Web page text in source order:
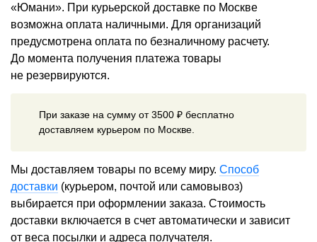
«Юмани». При курьерской доставке по Москве
возможна оплата наличными. Для организаций
предусмотрена оплата по безналичному расчету.
До момента получения платежа товары
не резервируются.
При заказе на сумму от 3500 ₽ бесплатно
доставляем курьером по Москве.
Мы доставляем товары по всему миру. Способ
доставки (курьером, почтой или самовывоз)
выбирается при оформлении заказа. Стоимость
доставки включается в счет автоматически и зависит
от веса посылки и адреса получателя.